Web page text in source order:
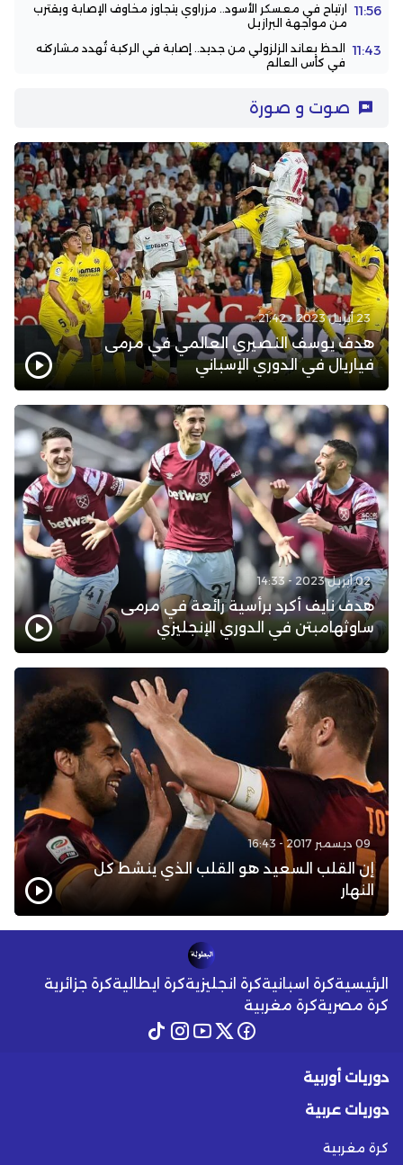
11:56
ارتياح في معسكر الأسود.. مزراوي يتجاوز مخاوف الإصابة ويقترب
من مواجهة البرازيل
11:43
الحظ يعاند الزلزولي من جديد.. إصابة في الركبة تُهدد مشاركته
في كأس العالم
صوت و صورة
23 أبريل 2023 - 21:42
هدف يوسف النصيري العالمي في مرمى
فياريال في الدوري الإسباني
02 أبريل 2023 - 14:33
هدف نايف أكرد برأسية رائعة في مرمى
ساوثهامبتن في الدوري الإنجليزي
09 ديسمبر 2017 - 16:43
إن القلب السعيد هو القلب الذي ينشط كل
النهار
الرئيسيةكرة اسبانيةكرة انجليزيةكرة ايطاليةكرة جزائرية
كرة مصريةكرة مغربية
دوريات أوربية
دوريات عربية
كرة مغربية